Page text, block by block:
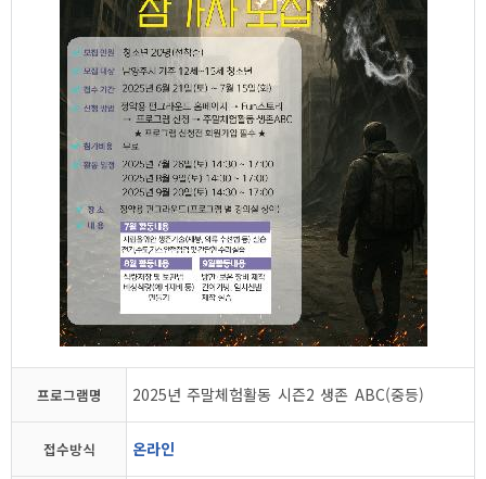
프로그램명 2025년 주말체험활동 시즌2 생존 ABC(중등)
접수방식 온라인